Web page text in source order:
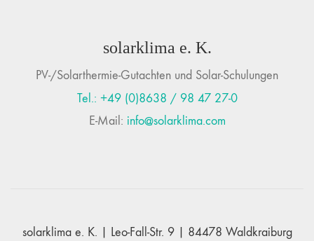
solarklima e. K.
PV-/Solarthermie-Gutachten und Solar-Schulungen
Tel.: +49 (0)8638 / 98 47 27-0
E-Mail: info@solarklima.com
solarklima e. K. | Leo-Fall-Str. 9 | 84478 Waldkraiburg